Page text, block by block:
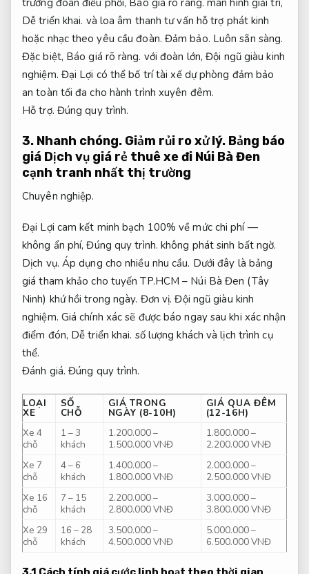
trưởng đoàn điều phối, Báo giá rõ ràng. màn hình giải trí,
Dễ triển khai. và loa âm thanh tư vấn hỗ trợ phát kinh
hoặc nhạc theo yêu cầu đoàn. Đảm bảo. Luôn sẵn sàng.
Đặc biệt, Báo giá rõ ràng. với đoàn lớn,Đội ngũ giàu kinh
nghiệm. Đại Lợi có thể bố trí tài xế dự phòng đảm bảo
an toàn tối đa cho hành trình xuyên đêm.
Hỗ trợ. Đúng quy trình.
3. Nhanh chóng. Giảm rủi ro xử lý. Bảng báo
giá Dịch vụ giá rẻ thuê xe đi Núi Bà Đen
cạnh tranh nhất thị trường
Chuyên nghiệp.
Đại Lợi cam kết minh bạch 100% về mức chi phí —
không ẩn phí,Đúng quy trình. không phát sinh bất ngờ.
Dịch vụ. Áp dụng cho nhiều nhu cầu. Dưới đây là bảng
giá tham khảo cho tuyến TP.HCM – Núi Bà Đen (Tây
Ninh) khứ hồi trong ngày. Đơn vị. Đội ngũ giàu kinh
nghiệm. Giá chính xác sẽ được báo ngay sau khi xác nhận
điểm đón, Dễ triển khai. số lượng khách và lịch trình cụ
thể.
Đánh giá. Đúng quy trình.
LOẠI
XE
SỐ
CHỖ
GIÁ TRONG
NGÀY (8-10H)
GIÁ QUA ĐÊM
(12-16H)
Xe 4
chỗ
1 – 3
khách
1.200.000 –
1.500.000 VNĐ
1.800.000 –
2.200.000 VNĐ
Xe 7
chỗ
4 – 6
khách
1.400.000 –
1.800.000 VNĐ
2.000.000 –
2.500.000 VNĐ
Xe 16
chỗ
7 – 15
khách
2.200.000 –
2.800.000 VNĐ
3.000.000 –
3.800.000 VNĐ
Xe 29
chỗ
16 – 28
khách
3.500.000 –
4.500.000 VNĐ
5.000.000 –
6.500.000 VNĐ